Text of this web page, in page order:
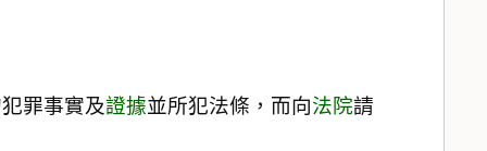
罪事實及證據並所犯法條，而向法院請